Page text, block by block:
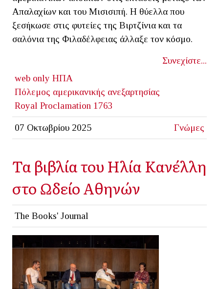
Απαλαχίων και του Μισισιπή. Η θύελλα που
ξεσήκωσε στις φυτείες της Βιρτζίνια και τα
σαλόνια της Φιλαδέλφειας άλλαξε τον κόσμο.
Συνεχίστε...
web only ΗΠΑ
Πόλεμος αμερικανικής ανεξαρτησίας
Royal Proclamation 1763
07 Οκτωβρίου 2025 Γνώμες
Τα βιβλία του Ηλία Κανέλλη
στο Ωδείο Αθηνών
The Books' Journal